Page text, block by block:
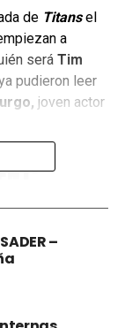
de Titansel
a
será Tim
pudieron leer
joven actor
to
–